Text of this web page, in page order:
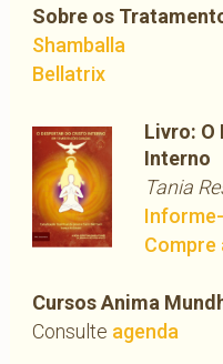
Sobre os
Shamballa
Bellatrix
Livro: O
Interno
Tania
Compre
Cursos Anima
Consulte agenda